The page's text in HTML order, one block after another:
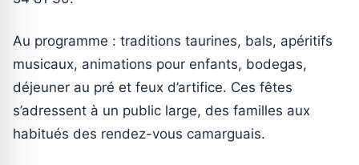
Au programme : traditions taurines, bals, apéritifs
musicaux, animations pour enfants, bodegas,
déjeuner au pré et feux d’artifice. Ces fêtes
s’adressent à un public large, des familles aux
habitués des rendez-vous camarguais.